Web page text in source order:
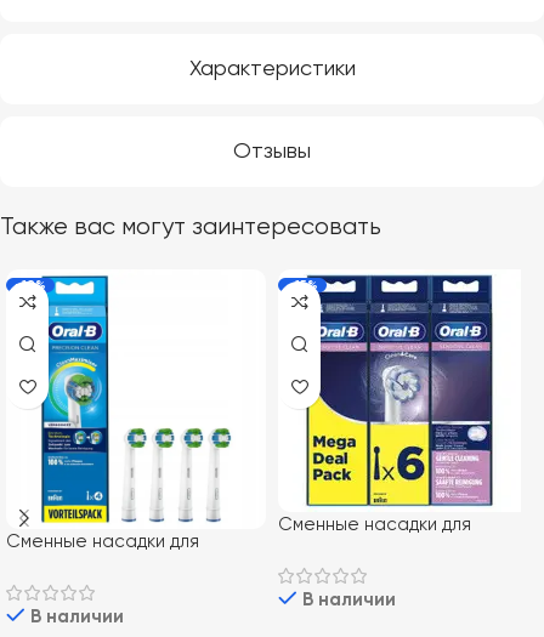
Характеристики
Отзывы
Также вас могут заинтересовать
-18%
Сменные насадки для
Oral-B EB20 Precision Clean
4 штВ наличии
-15%
Сменные насадки для
Oral-B EB60 Sensi Ultrathin 6
шт В наличии